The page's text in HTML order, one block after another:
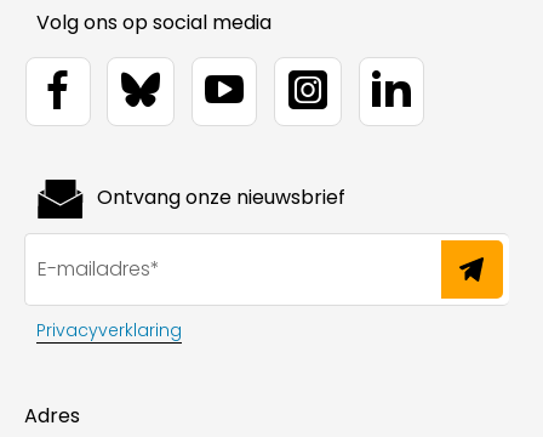
Volg ons op social media
Adres
Ontvang onze nieuwsbrief
Privacyverklaring